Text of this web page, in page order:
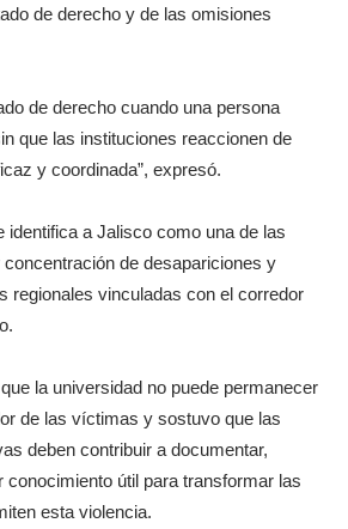
de derecho y de las omisiones
de derecho cuando una persona
que las instituciones reaccionen de
y coordinada”, expresó.
identifica a Jalisco como una de las
de desapariciones y
regionales vinculadas con el corredor
la universidad no puede permanecer
de las víctimas y sostuvo que las
deben contribuir a documentar,
conocimiento útil para transformar las
esta violencia.